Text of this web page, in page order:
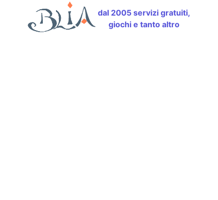
dal 2005 servizi gratuiti,
giochi e tanto altro